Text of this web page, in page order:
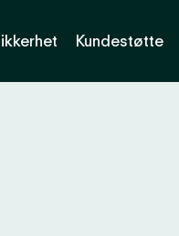
Kundestøtte